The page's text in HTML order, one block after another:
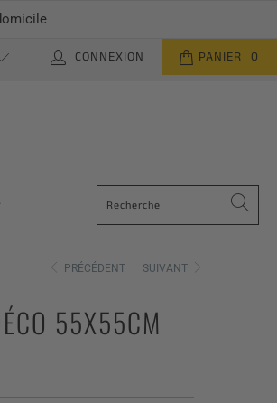
CONNEXION PANIER 0
PRÉCÉDENT SUIVANT
55X55CM